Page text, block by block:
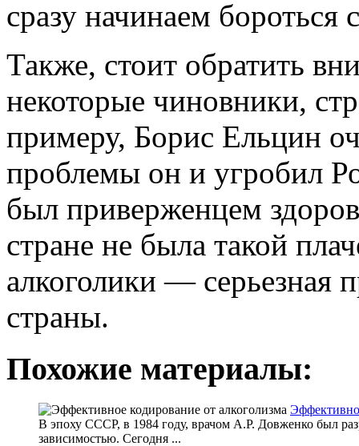
сразу начинаем бороться
Также, стоит обратить
некоторые чиновники,
примеру, Борис Ельцин
проблемы он и угробил
был приверженцем
стране не была такой
алкоголики — серьезная
страны.
Похожие материалы:
В эпоху СССР, в 1984 году, врачом А.Р. Довженко был
зависимостью. Сегодня ...